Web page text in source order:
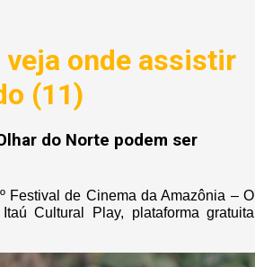
veja onde assistir
(11)
do Norte podem ser
Festival de Cinema da Amazônia –
Cultural Play, plataforma